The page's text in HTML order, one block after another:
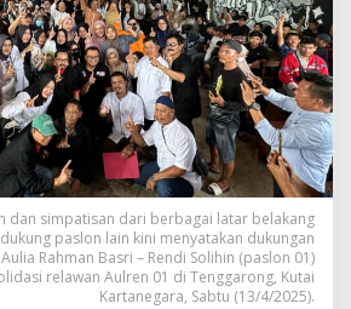
dan simpatisan dari berbagai latar belakang
paslon lain kini menyatakan dukungan
Rahman Basri – Rendi Solihin (paslon 01)
relawan Aulren 01 di Tenggarong, Kutai
Kartanegara, Sabtu (13/4/2025).